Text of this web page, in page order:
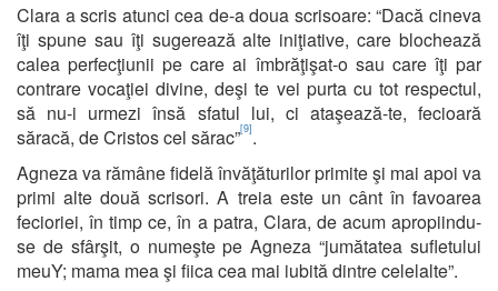
Clara a scris atunci cea de-a doua scrisoare: “Dacă cineva
îţi spune sau îţi sugerează alte iniţiative, care blochează
calea perfecţiunii pe care ai îmbrăţişat-o sau care îţi par
contrare vocaţiei divine, deşi te vei purta cu tot respectul,
să nu-i urmezi însă sfatul lui, ci ataşează-te, fecioară
săracă, de Cristos cel sărac”[9].
Agneza va rămâne fidelă învăţăturilor primite şi mai apoi va
primi alte două scrisori. A treia este un cânt în favoarea
fecioriei, în timp ce, în a patra, Clara, de acum apropiindu-
se de sfârşit, o numeşte pe Agneza “jumătatea sufletului
meuY; mama mea şi fiica cea mai iubită dintre celelalte”.